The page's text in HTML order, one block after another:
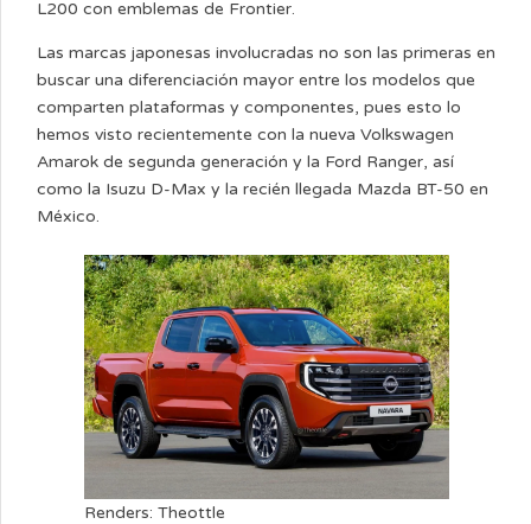
L200 con emblemas de Frontier.
Las marcas japonesas involucradas no son las primeras en
buscar una diferenciación mayor entre los modelos que
comparten plataformas y componentes, pues esto lo
hemos visto recientemente con la nueva Volkswagen
Amarok de segunda generación y la Ford Ranger, así
como la Isuzu D-Max y la recién llegada Mazda BT-50 en
México.
Renders: Theottle